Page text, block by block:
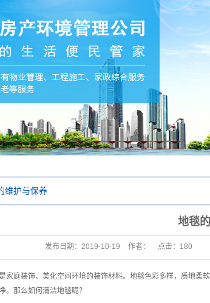
行业新闻
技术知识
家政保洁
开荒清洁
家政维护
工程施工
维护与保养
地毯
发布日期： 2019-10-19 作者： 点击： 180
家庭装饰、美化空间环境的装饰材料。地毯色彩多样，质地柔
。那么如何清洁地毯呢？